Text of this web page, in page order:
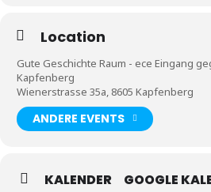
Location
Gute Geschichte Raum - ece Eingang
Kapfenberg
Wienerstrasse 35a, 8605 Kapfenberg
ANDERE EVENTS
KALENDER GOOGLE